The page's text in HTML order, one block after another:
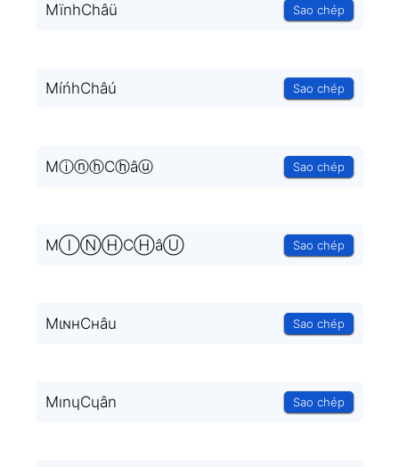
MïnhChâü Sao chép
MíńhChâú Sao chép
MⓘⓝⓗCⓗâⓤ Sao chép
MⒾⓃⒽCⒽâⓊ Sao chép
MιɴнCнâu Sao chép
MınɥCɥân Sao chép